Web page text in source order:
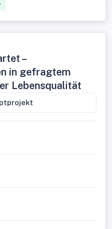
–
in gefragtem
Lebensqualität